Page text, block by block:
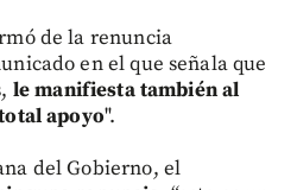
de la renuncia
en el que señala que
le manifiesta también al
apoyo".
del Gobierno, el